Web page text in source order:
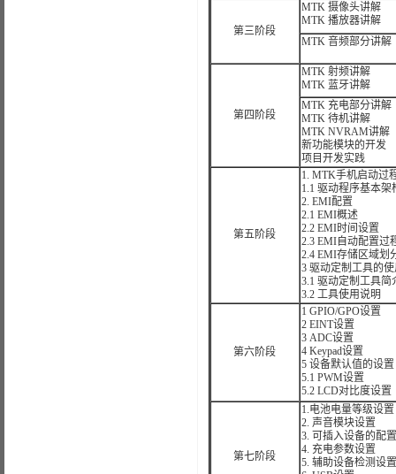
第三阶段
MTK 摄像头讲解
MTK 播放器讲解
MTK 音频部分讲解
第四阶段
MTK 射频讲解
MTK 蓝牙讲解
MTK 充电部分讲解
MTK 待机讲解
MTK NVRAM讲解
新功能模块的开发
项目开发实践
第五阶段
1. MTK手机启动过
1.1 驱动程序基本架
2. EMI配置
2.1 EMI概述
2.2 EMI时间设置
2.3 EMI自动配置过
2.4 EMI存储区域划
3 驱动定制工具的使
3.1 驱动定制工具简
3.2 工具使用说明
第六阶段
1 GPIO/GPO设置
2 EINT设置
3 ADC设置
4 Keypad设置
5 设备默认值的设置
5.1 PWM设置
5.2 LCD对比度设置
第七阶段
1.电池电量等级设置
2. 声音模块设置
3. 可插入设备的配置
4. 充电参数设置
5. 辅助设备检测设置